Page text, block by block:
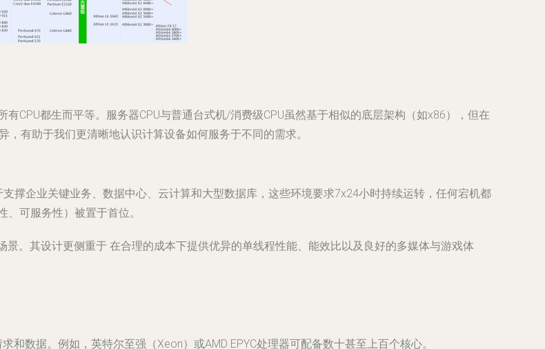
CPU都生而平等。服务器CPU与普通台式机/消费级CPU虽然基于相似的底层架构（如x86），但在
有助于我们更清晰地认识计算设备如何服务于不同的需求。
撑企业关键业务、数据中心、云计算和大型数据库，这些环境要求7x24小时持续运转，任何宕机都
可服务性）被置于首位。
景。其设计更侧重于 在合理的成本下提供优异的单线程性能、能效比以及良好的多媒体与游戏体
和数据。例如，英特尔至强（Xeon）或AMD EPYC处理器可配备数十甚至上百个核心。